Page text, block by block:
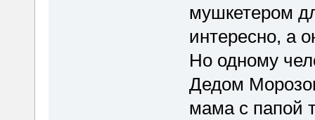
мушкетером
интересно, а
Но одному
Дедом
мама с папой